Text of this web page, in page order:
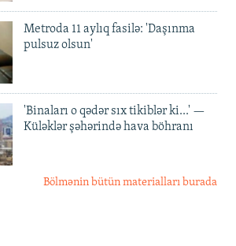
Metroda 11 aylıq fasilə: 'Daşınma
pulsuz olsun'
'Binaları o qədər sıx tikiblər ki...' —
Küləklər şəhərində hava böhranı
Bölmənin bütün materialları burada